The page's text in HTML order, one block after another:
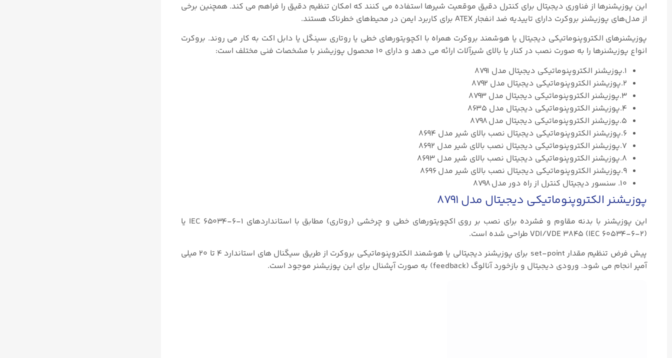
این پوزیشنرها از فناوری دیجیتال برای کنترل دقیق موقعیت شیرها استفاده می کنند که امکان تنظیم دقیق را فراهم می کند. همچنین برخی
از مدل‌های پوزیشنر بروکرت دارای تاییدیه ضد انفجار ATEX برای کاربرد ایمن در محیط‌های خطرناک هستند.
پوزیشنرهای الکتروپنوماتیکی دیجیتال یا هوشمند بروکرت همراه با اکچویتورهای خطی یا روتاری سینگل یا دابل اکت به کار می روند. بروکرت
انواع پوزیشنرها را به صورت نصب در کنار یا بالای شیرآلات ارائه می دهد و دارای ۱۰ محصول پوزیشنر با مشخصات فنی مختلف است:
۱.پوزیشنر الکتروپنوماتیکی دیجیتال مدل ۸۷۹۱
۲.پوزیشنر الکتروپنوماتیکی دیجیتال مدل ۸۷۹۲
۳.پوزیشنر الکتروپنوماتیکی دیجیتال مدل ۸۷۹۳
۴.پوزیشنر الکتروپنوماتیکی دیجیتال مدل ۸۶۳۵
۵.پوزیشنر الکتروپنوماتیکی دیجیتال مدل ۸۷۹۸
۶.پوزیشنر الکتروپنوماتیکی دیجیتال نصب بالای شیر مدل ۸۶۹۴
۷.پوزیشنر الکتروپنوماتیکی دیجیتال نصب بالای شیر مدل ۸۶۹۲
۸.پوزیشنر الکتروپنوماتیکی دیجیتال نصب بالای شیر مدل ۸۶۹۳
۹.پوزیشنر الکتروپنوماتیکی دیجیتال نصب بالای شیر مدل ۸۶۹۶
۱۰. سنسور دیجیتال کنترل از راه دور مدل ۸۷۹۸
پوزیشنر الکتروپنوماتیکی دیجیتال مدل ۸۷۹۱
این پوزیشنر با بدنه مقاوم و فشرده برای نصب بر روی اکچویتورهای خطی و چرخشی (روتاری) مطابق با استانداردهای IEC ۶۵۰۳۴-۶-۱ یا
VDI/VDE ۳۸۴۵ (IEC ۶۰۵۳۴-۶-۲) طراحی شده است.
پیش‌ فرض تنظیم مقدار set-point برای پوزیشنر دیجیتالی یا هوشمند الکتروپنوماتیکی بروکرت از طریق سیگنال‌ های استاندارد ۴ تا ۲۰ میلی
آمپر انجام می‌ شود. ورودی دیجیتال و بازخورد آنالوگ (feedback) به صورت آپشنال برای این پوزیشنر موجود است.